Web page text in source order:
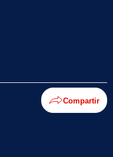
Compartir